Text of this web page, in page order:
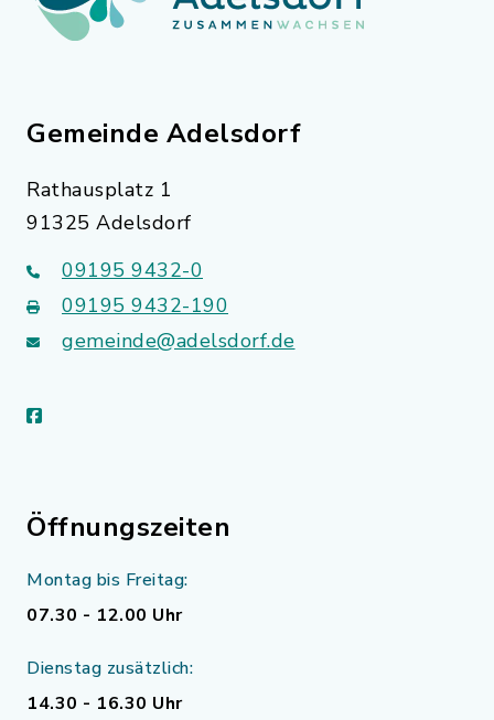
Gemeinde Adelsdorf
Rathausplatz 1
91325 Adelsdorf
09195 9432-0
09195 9432-190
gemeinde@adelsdorf.de
facebook
Öffnungszeiten
Montag bis Freitag:
07.30 - 12.00 Uhr
Dienstag zusätzlich:
14.30 - 16.30 Uhr